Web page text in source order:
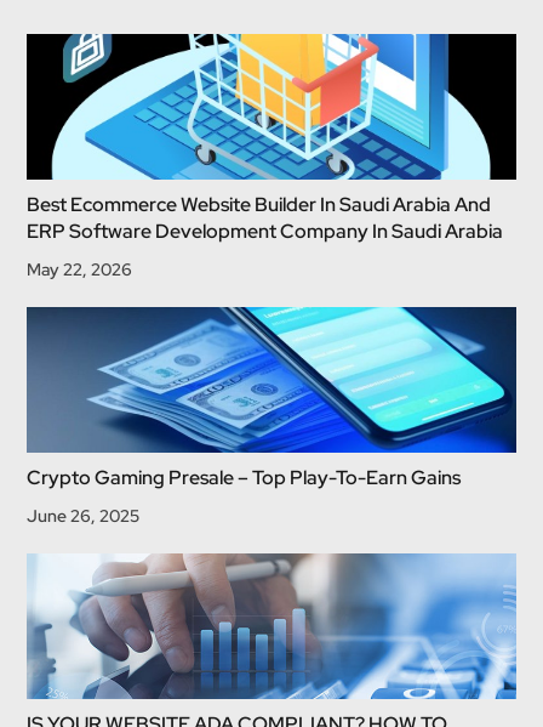
Best Ecommerce Website Builder In Saudi Arabia And
ERP Software Development Company In Saudi Arabia
May 22, 2026
Crypto Gaming Presale – Top Play-To-Earn Gains
June 26, 2025